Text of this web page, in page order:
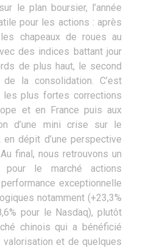
le plan boursier, l’année
pour les actions : après
chapeaux de roues au
des indices battant jour
de plus haut, le second
la consolidation. C’est
plus fortes corrections
et en France puis aux
d’une mini crise sur le
en dépit d’une perspective
final, nous retrouvons un
le marché actions
exceptionnelle
notamment (+23,3%
pour le Nasdaq), plutôt
chinois qui a bénéficié
valorisation et de quelques